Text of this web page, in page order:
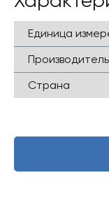
Единица
Производитель
Страна